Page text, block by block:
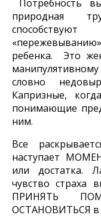
Потребность
природная
способствуют
ребенка. Это
словно
Капризные,
понимающие
ним.
Все
наступает
или достатка.
чувство
ПРИНЯТЬ
ОСТАНОВИТЬСЯ в